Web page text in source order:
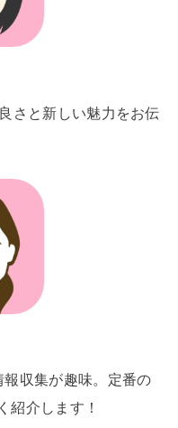
さと新しい魅力をお伝
収集が趣味。定番の
紹介します！